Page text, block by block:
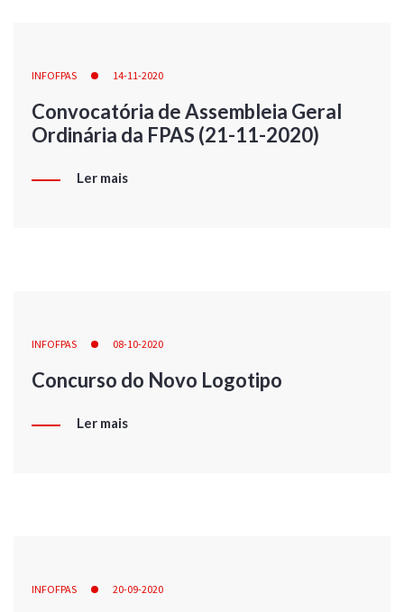
INFOFPAS 14-11-2020
Convocatória de Assembleia Geral
Ordinária da FPAS (21-11-2020)
Ler mais
INFOFPAS 08-10-2020
Concurso do Novo Logotipo
Ler mais
INFOFPAS 20-09-2020